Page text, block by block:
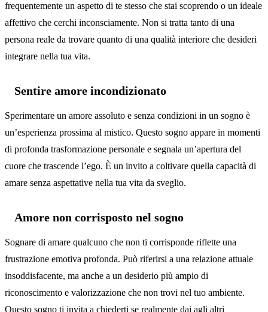
frequentemente un aspetto di te stesso che stai scoprendo o un ideale
affettivo che cerchi inconsciamente. Non si tratta tanto di una
persona reale da trovare quanto di una qualità interiore che desideri
integrare nella tua vita.
Sentire amore incondizionato
Sperimentare un amore assoluto e senza condizioni in un sogno è
un’esperienza prossima al mistico. Questo sogno appare in momenti
di profonda trasformazione personale e segnala un’apertura del
cuore che trascende l’ego. È un invito a coltivare quella capacità di
amare senza aspettative nella tua vita da sveglio.
Amore non corrisposto nel sogno
Sognare di amare qualcuno che non ti corrisponde riflette una
frustrazione emotiva profonda. Può riferirsi a una relazione attuale
insoddisfacente, ma anche a un desiderio più ampio di
riconoscimento e valorizzazione che non trovi nel tuo ambiente.
Questo sogno ti invita a chiederti se realmente dai agli altri